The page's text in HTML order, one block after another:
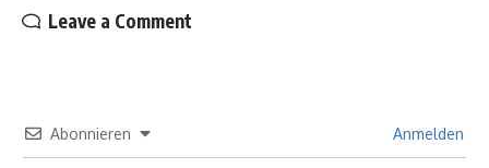
Leave a Comment
Abonnieren Anmelden